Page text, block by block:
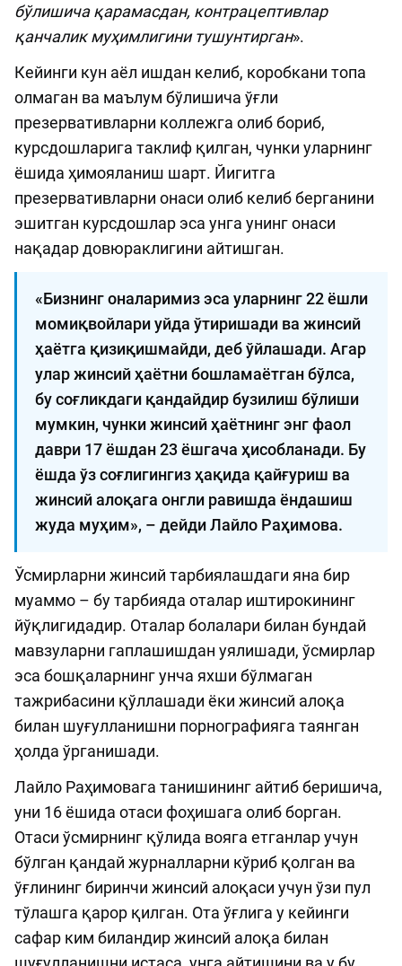
бўлишича қарамасдан, контрацептивлар
қанчалик муҳимлигини тушунтирган».
Кейинги кун аёл ишдан келиб, коробкани топа
олмаган ва маълум бўлишича ўғли
презервативларни коллежга олиб бориб,
курсдошларига таклиф қилган, чунки уларнинг
ёшида ҳимояланиш шарт. Йигитга
презервативларни онаси олиб келиб берганини
эшитган курсдошлар эса унга унинг онаси
нақадар довюраклигини айтишган.
«Бизнинг оналаримиз эса уларнинг 22 ёшли
момиқвойлари уйда ўтиришади ва жинсий
ҳаётга қизиқишмайди, деб ўйлашади. Агар
улар жинсий ҳаётни бошламаётган бўлса,
бу соғликдаги қандайдир бузилиш бўлиши
мумкин, чунки жинсий ҳаётнинг энг фаол
даври 17 ёшдан 23 ёшгача ҳисобланади. Бу
ёшда ўз соғлигингиз ҳақида қайғуриш ва
жинсий алоқага онгли равишда ёндашиш
жуда муҳим», – дейди Лайло Раҳимова.
Ўсмирларни жинсий тарбиялашдаги яна бир
муаммо – бу тарбияда оталар иштирокининг
йўқлигидадир. Оталар болалари билан бундай
мавзуларни гаплашишдан уялишади, ўсмирлар
эса бошқаларнинг унча яхши бўлмаган
тажрибасини қўллашади ёки жинсий алоқа
билан шуғулланишни порнографияга таянган
ҳолда ўрганишади.
Лайло Раҳимовага танишининг айтиб беришича,
уни 16 ёшида отаси фоҳишага олиб борган.
Отаси ўсмирнинг қўлида вояга етганлар учун
бўлган қандай журналларни кўриб қолган ва
ўғлининг биринчи жинсий алоқаси учун ўзи пул
тўлашга қарор қилган. Ота ўғлига у кейинги
сафар ким биландир жинсий алоқа билан